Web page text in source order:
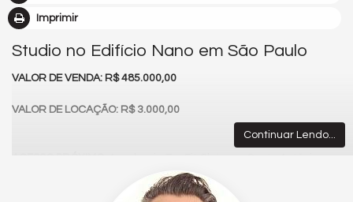
Imprimir
Studio no Edifício Nano em São Paulo
VALOR DE VENDA: R$ 485.000,00
VALOR DE LOCAÇÃO: R$ 3.000,00
Escola Estadual Padre Sabóia, Mercado Dia, Drogasil, Extra
Chácara Santo Antônio, UNIP, EMEF Joaquim Cândido, 5º
Continuar Lendo...